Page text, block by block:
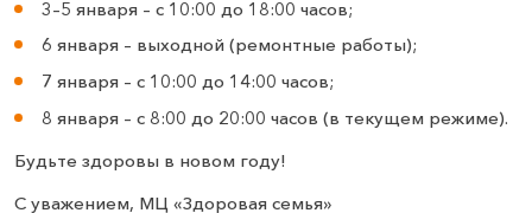
3–5 января – с 10:00 до 18:00 часов;
6 января – выходной (ремонтные работы);
7 января – с 10:00 до 14:00 часов;
8 января – с 8:00 до 20:00 часов (в текущем режиме).
Будьте здоровы в новом году!
С уважением, МЦ «Здоровая семья»